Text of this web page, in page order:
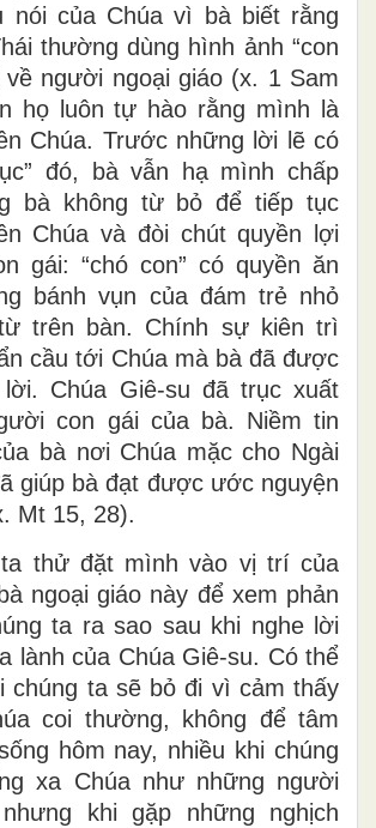
nói của Chúa vì bà biết rằng
thường dùng hình ảnh “con
về người ngoại giáo (x. 1 Sam
họ luôn tự hào rằng mình là
Chúa. Trước những lời lẽ có
đó, bà vẫn hạ mình chấp
bà không từ bỏ để tiếp tục
Chúa và đòi chút quyền lợi
gái: “chó con” có quyền ăn
bánh vụn của đám trẻ nhỏ
trên bàn. Chính sự kiên trì
cầu tới Chúa mà bà đã được
Chúa Giê-su đã trục xuất
con gái của bà. Niềm tin
bà nơi Chúa mặc cho Ngài
giúp bà đạt được ước nguyện
Mt 15, 28).
ta thử đặt mình vào vị trí của
ngoại giáo này để xem phản
ta ra sao sau khi nghe lời
lành của Chúa Giê-su. Có thể
chúng ta sẽ bỏ đi vì cảm thấy
coi thường, không để tâm
hôm nay, nhiều khi chúng
xa Chúa như những người
khi gặp những nghịch